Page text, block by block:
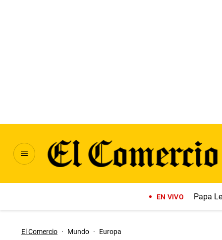
EN VIVO Papa
El Comercio · Mundo · Europa